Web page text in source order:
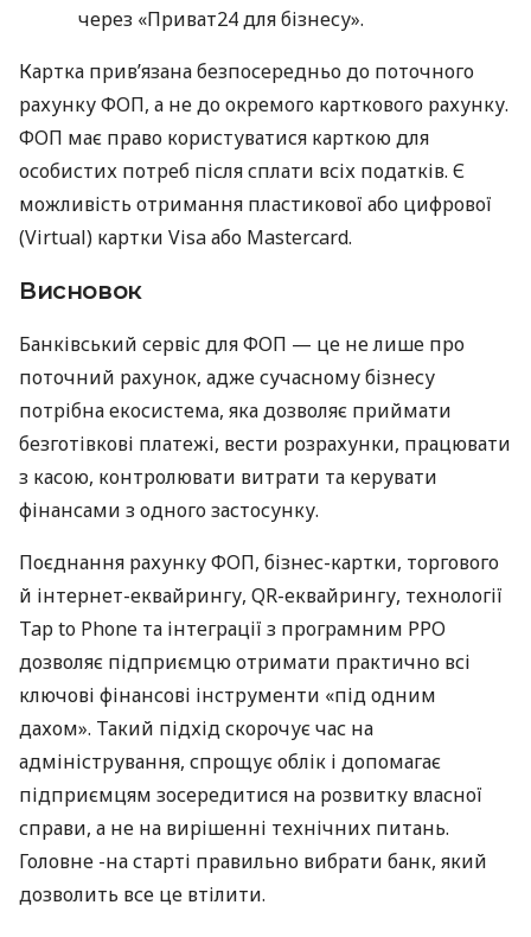
через «Приват24 для бізнесу».
Картка прив’язана безпосередньо до поточного
рахунку ФОП, а не до окремого карткового рахунку.
ФОП має право користуватися карткою для
особистих потреб після сплати всіх податків. Є
можливість отримання пластикової або цифрової
(Virtual) картки Visa або Mastercard.
Висновок
Банківський сервіс для ФОП — це не лише про
поточний рахунок, адже сучасному бізнесу
потрібна екосистема, яка дозволяє приймати
безготівкові платежі, вести розрахунки, працювати
з касою, контролювати витрати та керувати
фінансами з одного застосунку.
Поєднання рахунку ФОП, бізнес-картки, торгового
й інтернет-еквайрингу, QR-еквайрингу, технології
Tap to Phone та інтеграції з програмним РРО
дозволяє підприємцю отримати практично всі
ключові фінансові інструменти «під одним
дахом». Такий підхід скорочує час на
адміністрування, спрощує облік і допомагає
підприємцям зосередитися на розвитку власної
справи, а не на вирішенні технічних питань.
Головне -на старті правильно вибрати банк, який
дозволить все це втілити.